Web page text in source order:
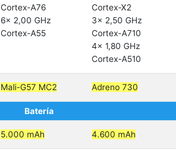
Cortex-A76
6x 2,00 GHz
Cortex-A55
Cortex-X2
3x 2,50 GHz
Cortex-A710
4x 1,80 GHz
Cortex-A510
Mali-G57 MC2 Adreno 730
Batería
5.000 mAh 4.600 mAh